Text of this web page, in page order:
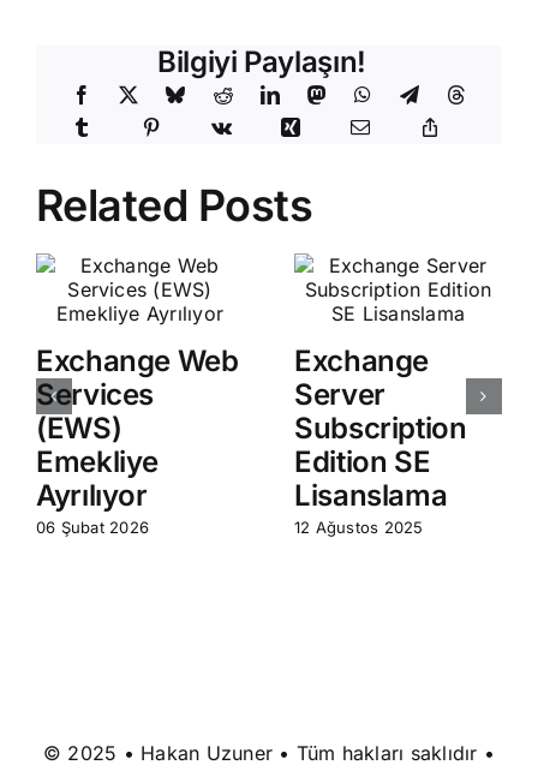
Bilgiyi Paylaşın!
Related Posts
Exchange Web
Services
(EWS)
Emekliye
Ayrılıyor
06 Şubat 2026
Exchange
Server
Subscription
Edition SE
Lisanslama
12 Ağustos 2025
© 2025 • Hakan Uzuner • Tüm hakları saklıdır •